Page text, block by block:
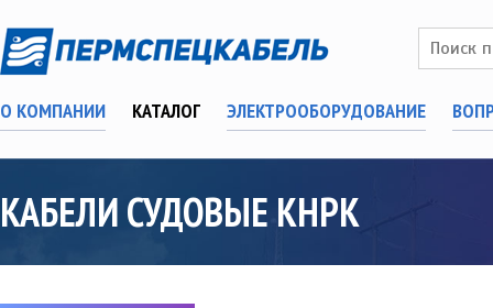
О КОМПАНИИ КАТАЛОГ ЭЛЕКТРООБОРУДОВАНИЕ
КАБЕЛИ СУДОВЫЕ КНРК